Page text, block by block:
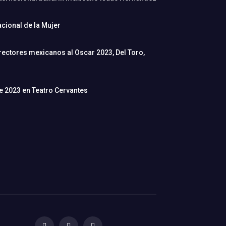
de la Mujer
mexicanos al Oscar 2023, Del Toro,
2023 en Teatro Cervantes